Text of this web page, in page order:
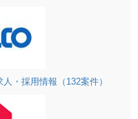
・採用情報（132案件）